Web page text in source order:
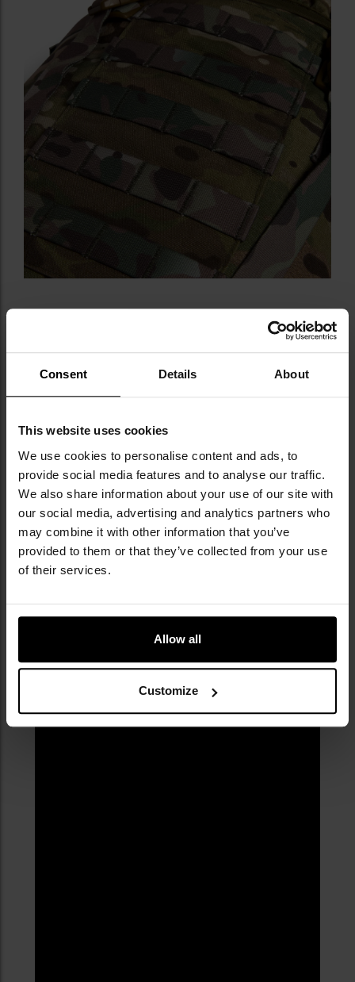
Consent Details About
This website uses cookies
We use cookies to personalise content and ads, to
provide social media features and to analyse our traffic.
We also share information about your use of our site with
our social media, advertising and analytics partners who
may combine it with other information that you’ve
provided to them or that they’ve collected from your use
of their services.
Allow all
Customize
wytrzymała Armadura 1000D
technologia IR
pojemna komora główna
system MOLLE/PALS
aluminiowy stelaż